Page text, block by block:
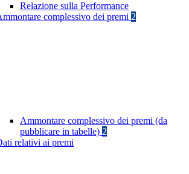
Relazione sulla Performance
complessivo dei premi 2
Ammontare complessivo dei premi (da
pubblicare in tabelle) 2
relativi ai premi